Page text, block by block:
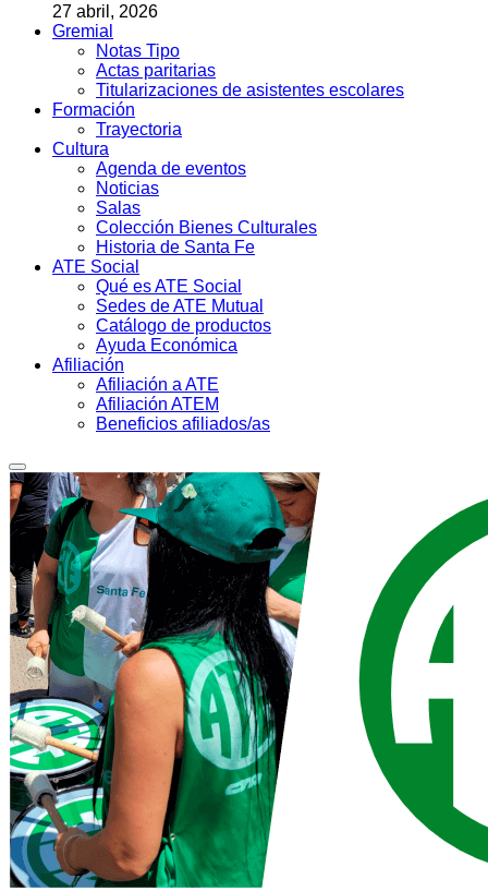
27 abril, 2026
Gremial
Notas Tipo
Actas paritarias
Titularizaciones de asistentes escolares
Formación
Trayectoria
Cultura
Agenda de eventos
Noticias
Salas
Colección Bienes Culturales
Historia de Santa Fe
ATE Social
Qué es ATE Social
Sedes de ATE Mutual
Catálogo de productos
Ayuda Económica
Afiliación
Afiliación a ATE
Afiliación ATEM
Beneficios afiliados/as